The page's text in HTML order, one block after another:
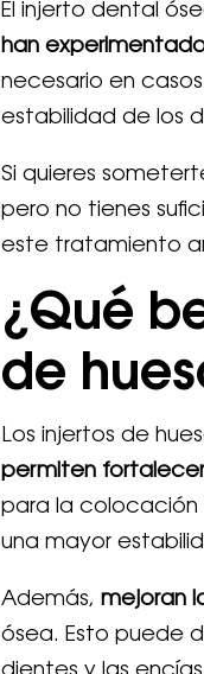
El injerto dental
han
necesario en
estabilidad de los
Si quieres
pero no tienes
este tratamiento
¿Qué
de
Los injertos de
permiten
para la colocación
una mayor
Además, mejoran
ósea. Esto puede